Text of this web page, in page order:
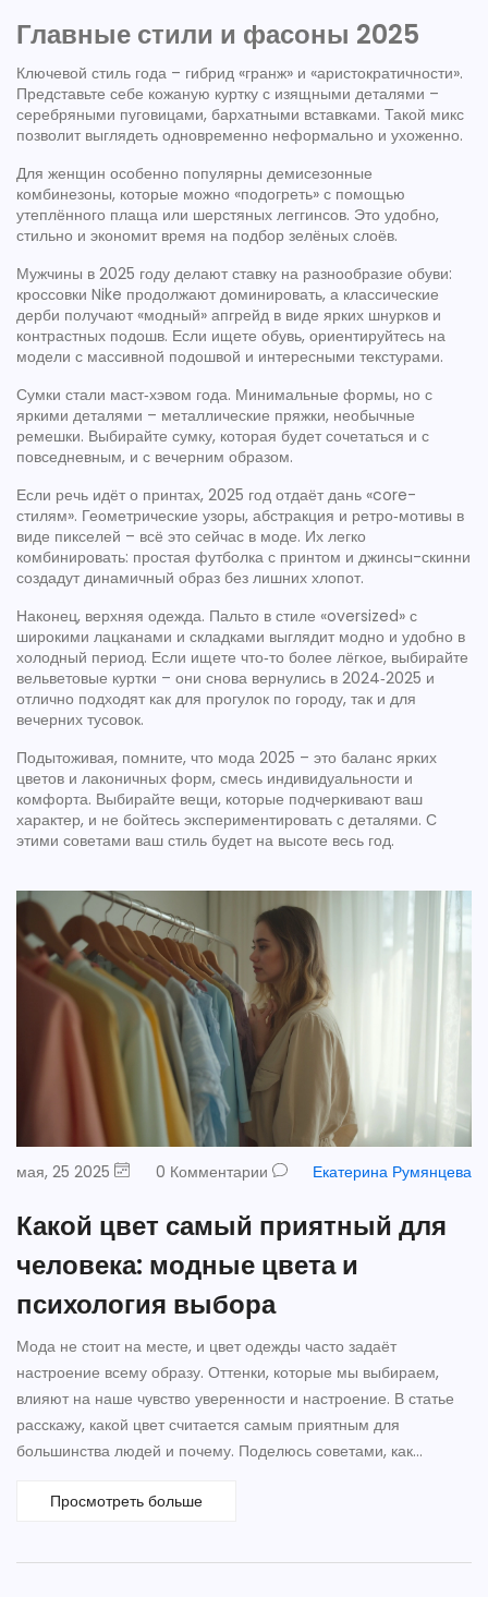
Главные стили и фасоны 2025
Ключевой стиль года – гибрид «гранж» и «аристократичности».
Представьте себе кожаную куртку с изящными деталями –
серебряными пуговицами, бархатными вставками. Такой микс
позволит выглядеть одновременно неформально и ухоженно.
Для женщин особенно популярны демисезонные
комбинезоны, которые можно «подогреть» с помощью
утеплённого плаща или шерстяных леггинсов. Это удобно,
стильно и экономит время на подбор зелёных слоёв.
Мужчины в 2025 году делают ставку на разнообразие обуви:
кроссовки Nike продолжают доминировать, а классические
дерби получают «модный» апгрейд в виде ярких шнурков и
контрастных подошв. Если ищете обувь, ориентируйтесь на
модели с массивной подошвой и интересными текстурами.
Сумки стали маст‑хэвом года. Минимальные формы, но с
яркими деталями – металлические пряжки, необычные
ремешки. Выбирайте сумку, которая будет сочетаться и с
повседневным, и с вечерним образом.
Если речь идёт о принтах, 2025 год отдаёт дань «core-
стилям». Геометрические узоры, абстракция и ретро‑мотивы в
виде пикселей – всё это сейчас в моде. Их легко
комбинировать: простая футболка с принтом и джинсы-скинни
создадут динамичный образ без лишних хлопот.
Наконец, верхняя одежда. Пальто в стиле «oversized» с
широкими лацканами и складками выглядит модно и удобно в
холодный период. Если ищете что‑то более лёгкое, выбирайте
вельветовые куртки – они снова вернулись в 2024‑2025 и
отлично подходят как для прогулок по городу, так и для
вечерних тусовок.
Подытоживая, помните, что мода 2025 – это баланс ярких
цветов и лаконичных форм, смесь индивидуальности и
комфорта. Выбирайте вещи, которые подчеркивают ваш
характер, и не бойтесь экспериментировать с деталями. С
этими советами ваш стиль будет на высоте весь год.
мая, 25 2025 0 Комментарии Екатерина Румянцева
Какой цвет самый приятный для
человека: модные цвета и
психология выбора
Мода не стоит на месте, и цвет одежды часто задаёт
настроение всему образу. Оттенки, которые мы выбираем,
влияют на наше чувство уверенности и настроение. В статье
расскажу, какой цвет считается самым приятным для
большинства людей и почему. Поделюсь советами, как
Особое внимание уделю психологии цвета и практическим
Просмотреть больше